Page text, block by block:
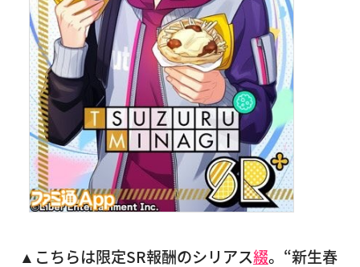
▲こちらは限定SR報酬のシリアス綴。“新生春